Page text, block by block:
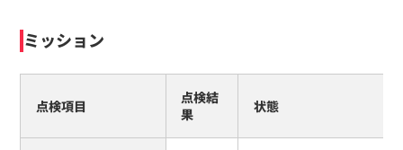
ミッション
点検項目
点検結
果
状態